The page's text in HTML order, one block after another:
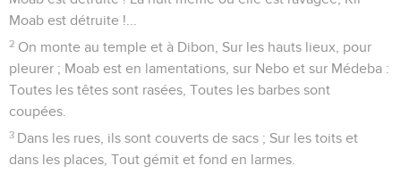
Esaïe 14
Seuls les Évangiles sont disponibles en vidéo pour le moment.
Le retour des exilés
1 Car l'Éternel aura pitié de Jacob, Il choisira encore Israël, Et